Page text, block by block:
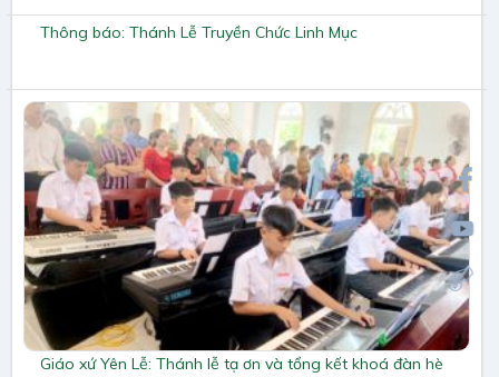
Thông báo: Thánh Lễ Truyền Chức Linh Mục
Giáo xứ Yên Lễ: Thánh lễ tạ ơn và tổng kết khoá đàn hè